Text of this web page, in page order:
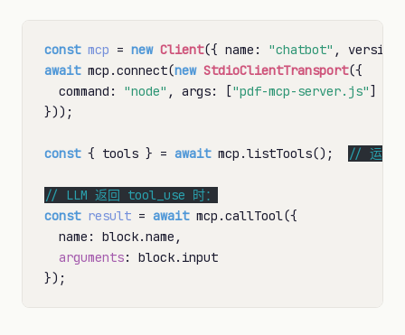
const mcp = new Client({ name: "chatbot" ,
await mcp.connect(new StdioClientTransport({
  command:
"node" , args: ["pdf-mcp-server.js"]
}));
const { tools } = await mcp.listTools(); //
//
const result = await mcp.callTool({
  name: block.name,
arguments: block.input